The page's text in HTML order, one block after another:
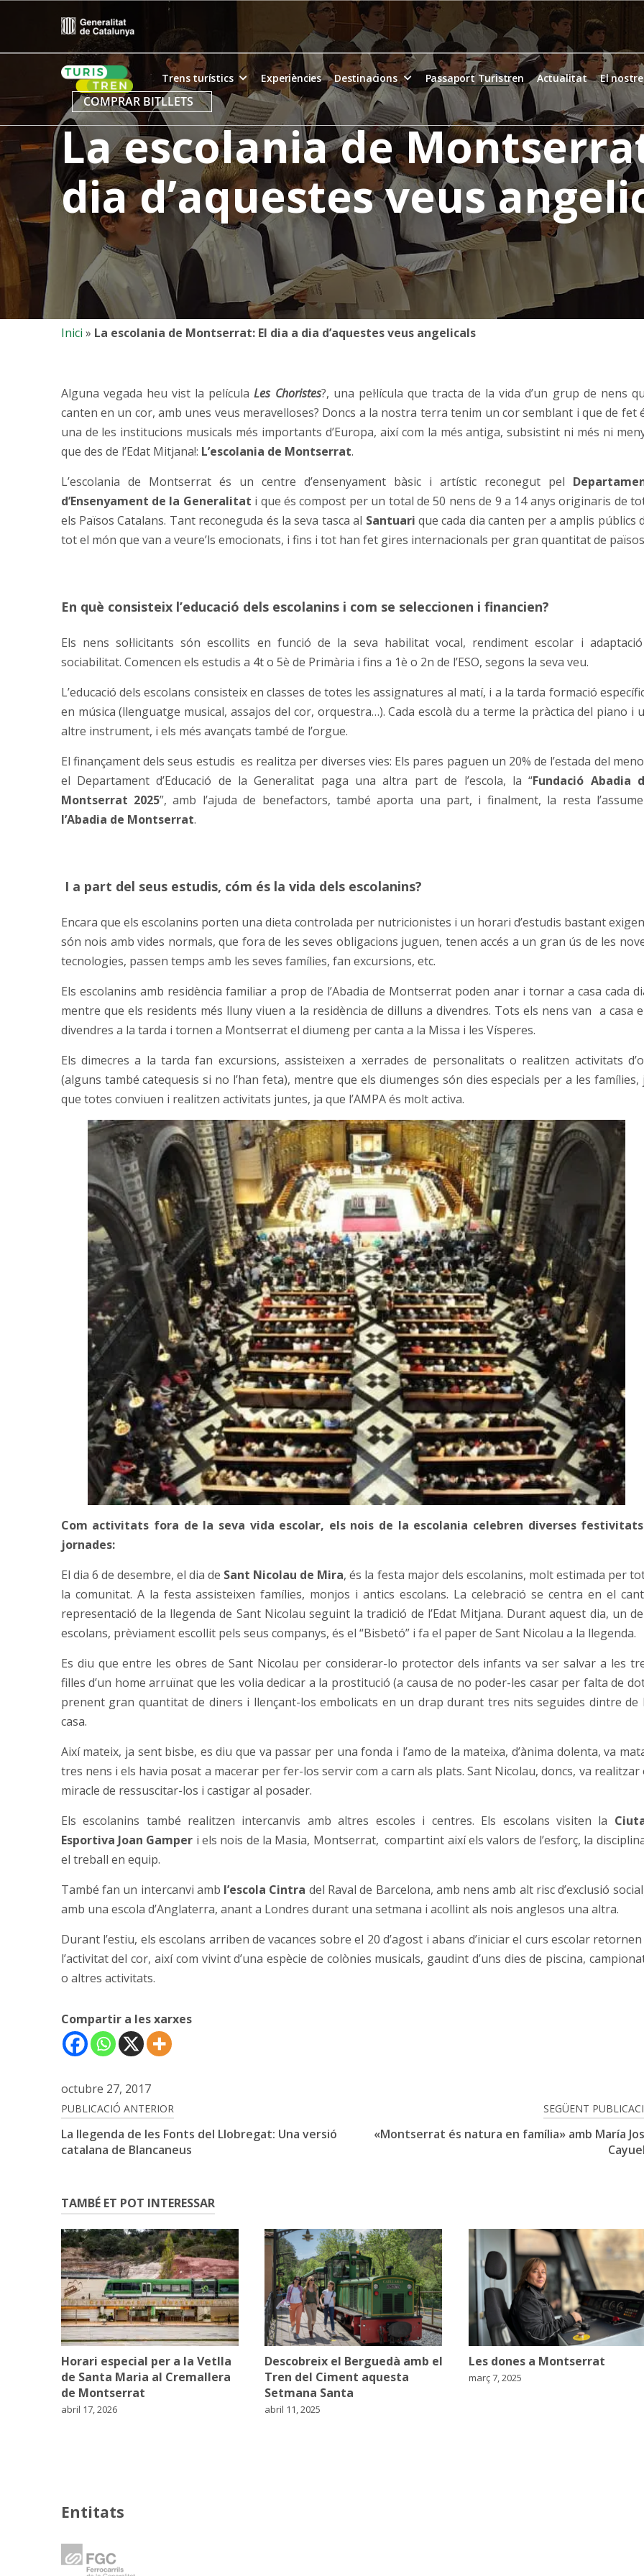
Home Trens turístics Experiències Destinacions Passaport Turistren Actualitat El
COMPRAR BITLLETS
La escolania de
dia d’aquestes veus
Inici » La escolania de Montserrat: El dia a dia d’aquestes veus angelicals
Alguna vegada heu vist la películaLes Choristes?, una pel·lícula que tracta de la vida d’un grup de nens
canten en un cor, amb unes veus meravelloses? Doncs a la nostra terra tenim un cor semblant i que de fet
una de les institucions musicals més importants d’Europa, així com la més antiga, subsistint ni més ni
que des de l’Edat Mitjana!: L’escolania de Montserrat.
L’escolania de Montserrat és un centre d’ensenyament bàsic i artístic reconegut pel
d’Ensenyament de la Generalitat i que és compost per un total de 50 nens de 9 a 14 anys originaris de
els Països Catalans. Tant reconeguda és la seva tasca al Santuari que cada dia canten per a amplis públics
tot el món que van a veure’ls emocionats, i fins i tot han fet gires internacionals per gran quantitat de
En què consisteix l’educació dels escolanins i com se seleccionen i financien?
Els nens sol·licitants són escollits en funció de la seva habilitat vocal, rendiment escolar i
sociabilitat. Comencen els estudis a 4t o 5è de Primària i fins a 1è o 2n de l’ESO, segons la seva veu.
L’educació dels escolans consisteix en classes de totes les assignatures al matí, i a la tarda formació
en música (llenguatge musical, assajos del cor, orquestra…). Cada escolà du a terme la pràctica del piano i
altre instrument, i els més avançats també de l’orgue.
El finançament dels seus estudis es realitza per diverses vies: Els pares paguen un 20% de l’estada del
el Departament d’Educació de la Generalitat paga una altra part de l’escola, la “Fundació Abadia
Montserrat 2025”, amb l’ajuda de benefactors, també aporta una part, i finalment, la resta
l’Abadia de Montserrat.
I a part del seus estudis, cóm és la vida dels escolanins?
Encara que els escolanins porten una dieta controlada per nutricionistes i un horari d’estudis bastant
són nois amb vides normals, que fora de les seves obligacions juguen, tenen accés a un gran ús de les
tecnologies, passen temps amb les seves famílies, fan excursions, etc.
Els escolanins amb residència familiar a prop de l’Abadia de Montserrat poden anar i tornar a casa cada
mentre que els residents més lluny viuen a la residència de dilluns a divendres. Tots els nens van a casa
divendres a la tarda i tornen a Montserrat el diumeng per canta a la Missa i les Vísperes.
Els dimecres a la tarda fan excursions, assisteixen a xerrades de personalitats o realitzen activitats
(alguns també catequesis si no l’han feta), mentre que els diumenges són dies especials per a les famílies,
que totes conviuen i realitzen activitats juntes, ja que l’AMPA és molt activa.
Com activitats fora de la seva vida escolar, els nois de la escolania celebren diverses
jornades:
El dia 6 de desembre, el dia de Sant Nicolau de Mira, és la festa major dels escolanins, molt estimada per
la comunitat. A la festa assisteixen famílies, monjos i antics escolans. La celebració se centra en el
representació de la llegenda de Sant Nicolau seguint la tradició de l’Edat Mitjana. Durant aquest dia, un
escolans, prèviament escollit pels seus companys, és el “Bisbetó” i fa el paper de Sant Nicolau a la llegenda.
Es diu que entre les obres de Sant Nicolau per considerar-lo protector dels infants va ser salvar a les
filles d’un home arruïnat que les volia dedicar a la prostitució (a causa de no poder-les casar per falta de
prenent gran quantitat de diners i llençant-los embolicats en un drap durant tres nits seguides dintre de
casa.
Així mateix, ja sent bisbe, es diu que va passar per una fonda i l’amo de la mateixa, d’ànima dolenta, va
tres nens i els havia posat a macerar per fer-los servir com a carn als plats. Sant Nicolau, doncs, va realitzar
miracle de ressuscitar-los i castigar al posader.
Els escolanins també realitzen intercanvis amb altres escoles i centres. Els escolans visiten la
Esportiva Joan Gamper i els nois de la Masia, Montserrat, compartint així els valors de l’esforç, la
el treball en equip.
També fan un intercanvi amb l’escola Cintra del Raval de Barcelona, amb nens amb alt risc d’exclusió
amb una escola d’Anglaterra, anant a Londres durant una setmana i acollint als nois anglesos una altra.
Durant l’estiu, els escolans arriben de vacances sobre el 20 d’agost i abans d’iniciar el curs escolar retornen
l’activitat del cor, així com vivint d’una espècie de colònies musicals, gaudint d’uns dies de piscina,
o altres activitats.
Compartir a les xarxes
octubre 27, 2017
Navegació
d'entrades
PUBLICACIÓ ANTERIOR
La llegenda de les Fonts del Llobregat: Una versió
catalana de Blancaneus
SEGÜENT
«Montserrat és natura en família» amb María
TAMBÉ ET POT INTERESSAR
Horari especial per a la Vetlla
de Santa Maria al Cremallera
de Montserrat
abril 17, 2026
Descobreix el Berguedà amb el
Tren del Ciment aquesta
Setmana Santa
abril 11, 2025
Les dones a Montserrat
març 7, 2025
Entitats